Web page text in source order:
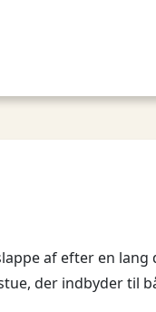
af efter en
der indbyder til